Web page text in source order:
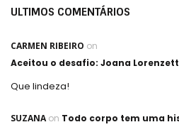
ULTIMOS COMENTÁRIOS
CARMEN RIBEIRO on
Aceitou o desafio: Joana
Que lindeza!
SUZANAon Todo corpo tem uma